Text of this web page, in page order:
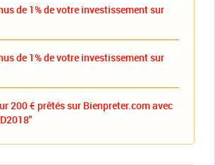
de 1% de votre investissement sur
de 1% de votre investissement sur
200 € prêtés sur Bienpreter.com avec